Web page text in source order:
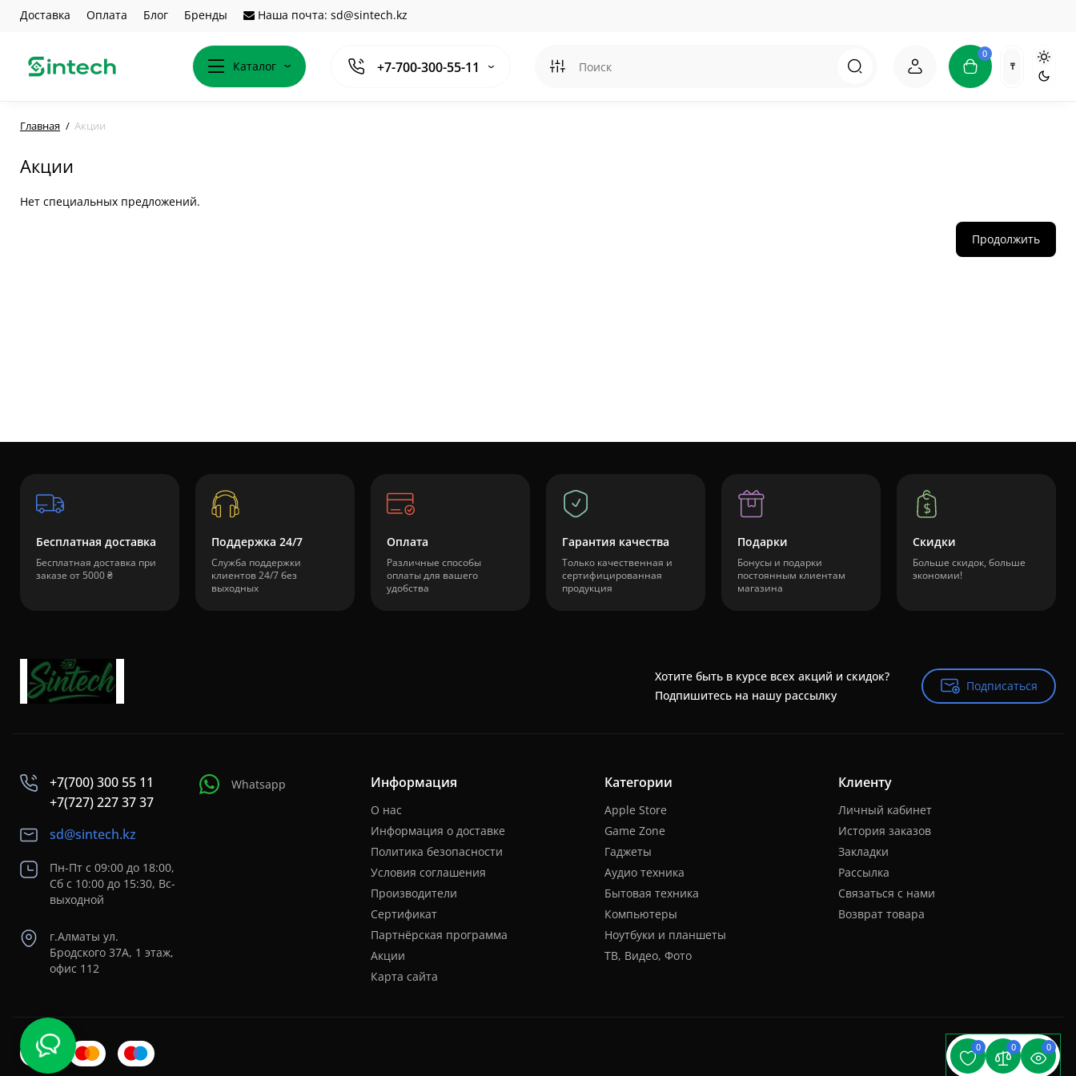
0 0 0
Доставка Оплата Блог Бренды Наша почта: sd@sintech.kz
Каталог +7-700-300-55-11
0
₸
Главная Акции
Акции
Нет специальных предложений.
Продолжить
Бесплатная доставка
Бесплатная доставка при
заказе от 5000 ₴
Поддержка 24/7
Служба поддержки
клиентов 24/7 без
выходных
Оплата
Различные способы
оплаты для вашего
удобства
Гарантия качества
Только качественная и
сертифицированная
продукция
Подарки
Бонусы и подарки
постоянным клиентам
магазина
Скидки
Больше скидок, больше
экономии!
Хотите быть в курсе всех акций и скидок?
Подпишитесь на нашу рассылку
Подписаться
Подписаться
+7(700) 300 55 11
+7(727) 227 37 37
sd@sintech.kz
Пн-Пт с 09:00 до 18:00,
Сб с 10:00 до 15:30, Вс-
выходной
г.Алматы ул.
Бродского 37A, 1 этаж,
офис 112
Whatsapp Информация
О нас
Информация о доставке
Политика безопасности
Условия соглашения
Производители
Сертификат
Партнёрская программа
Акции
Карта сайта
Категории
Apple Store
Game Zone
Гаджеты
Аудио техника
Бытовая техника
Компьютеры
Ноутбуки и планшеты
ТВ, Видео, Фото
Клиенту
Личный кабинет
История заказов
Закладки
Рассылка
Связаться с нами
Возврат товара
Sintech © 2026